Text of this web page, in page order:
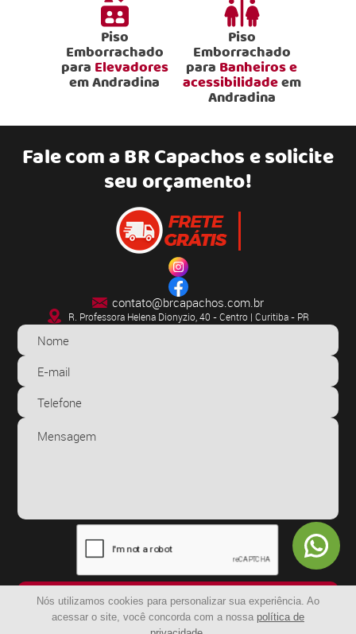
Nós utilizamos cookies para personalizar sua experiência. Ao
acessar o site, você concorda com a nossa política de
Piso
Emborrachado
para Elevadores
em Andradina
Piso
Emborrachado
para Banheiros e
acessibilidadeem
Andradina
Fale com aBR Capachose solicite
seu orçamento!
contato@brcapachos.com.br
R. Professora Helena Dionyzio, 40 - Centro | Curitiba - PR
ENVIAR